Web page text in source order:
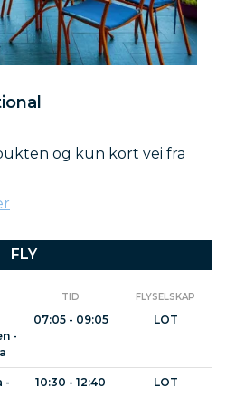
og kun kort vei fra
FLY
TID FLYSELSKAP
-
07:05 - 09:05 LOT
-
10:30 - 12:40 LOT